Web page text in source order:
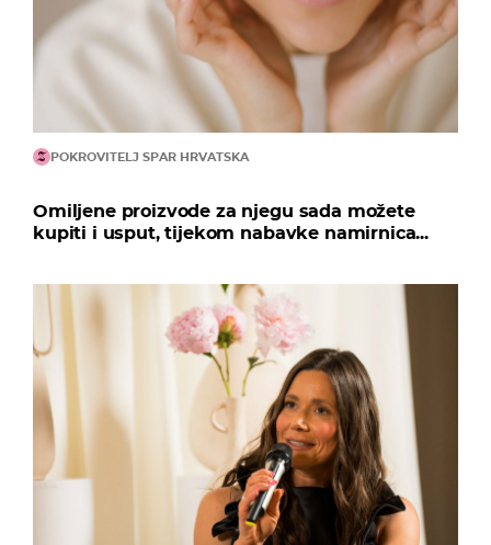
POKROVITELJ SPAR HRVATSKA
Omiljene proizvode za njegu sada možete
kupiti i usput, tijekom nabavke namirnica...